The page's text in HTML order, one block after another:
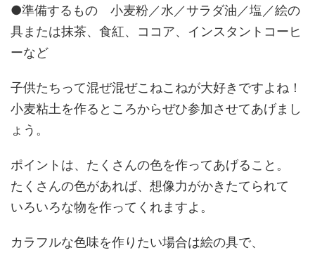
●準備するもの 小麦粉／水／サラダ油／塩／絵の
具または抹茶、食紅、ココア、インスタントコーヒ
ーなど
子供たちって混ぜ混ぜこねこねが大好きですよね！
小麦粘土を作るところからぜひ参加させてあげまし
ょう。
ポイントは、たくさんの色を作ってあげること。
たくさんの色があれば、想像力がかきたてられて
いろいろな物を作ってくれますよ。
カラフルな色味を作りたい場合は絵の具で、